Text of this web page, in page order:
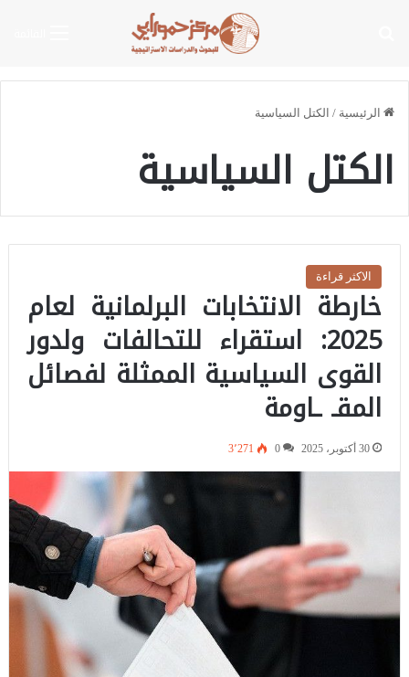
الرئيسية / الكتل السياسية
الكتل السياسية
الاكثر قراءة
خارطة الانتخابات البرلمانية لعام
2025: استقراء للتحالفات ولدور
القوى السياسية الممثلة لفصائل
المقـ ـاومة
30 أكتوبر، 2025 0 3٬271